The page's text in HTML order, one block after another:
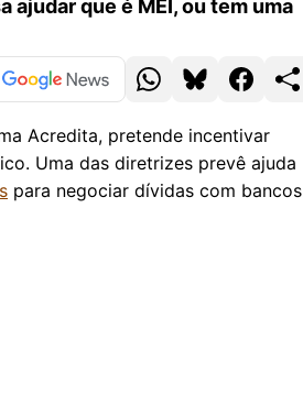
ajudar que é MEI, ou tem uma
Acredita, pretende incentivar
Uma das diretrizes prevê ajuda
para negociar dívidas com bancos